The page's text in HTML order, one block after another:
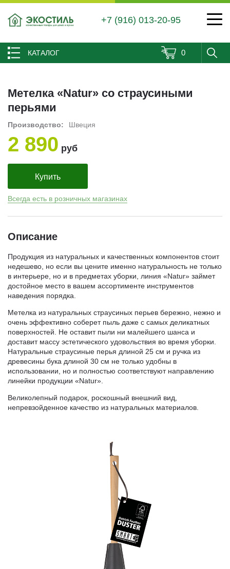
+7 (916) 013-20-95
КАТАЛОГ 0
Метелка «Natur» со страусиными
перьями
Производство: Швеция
2 890 руб
Купить
Всегда есть в розничных магазинах
Описание
Продукция из натуральных и качественных компонентов стоит
недешево, но если вы цените именно натуральность не только
в интерьере, но и в предметах уборки, линия «Natur» займет
достойное место в вашем ассортименте инструментов
наведения порядка.
Метелка из натуральных страусиных перьев бережно, нежно и
очень эффективно соберет пыль даже с самых деликатных
поверхностей. Не оставит пыли ни малейшего шанса и
доставит массу эстетического удовольствия во время уборки.
Натуральные страусиные перья длиной 25 см и ручка из
древесины бука длиной 30 см не только удобны в
использовании, но и полностью соответствуют направлению
линейки продукции «Natur».
Великолепный подарок, роскошный внешний вид,
непревзойденное качество из натуральных материалов.